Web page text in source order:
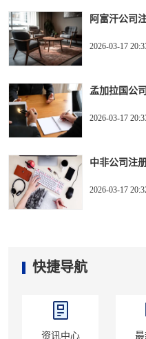
阿富汗公司
2026-03-17
孟加拉国公
2026-03-17
中非公司注
2026-03-17
快捷导航
资讯中心